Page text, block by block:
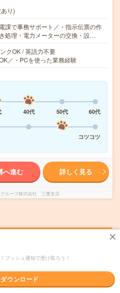
り)
課で事務サポート／・指示伝票の作
処理・電力メーターの交換・設…
クOK / 英語力不要
／・PCを使った業務経験
40代 50代
60代
コツコツ
へ進む 詳しく見る
グループ株式会社 三重支店
代歓迎！>データ入
プッシュ通知で受け取ろう！
ウンロード